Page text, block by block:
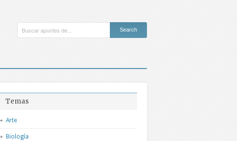
Temas
Arte
Biología